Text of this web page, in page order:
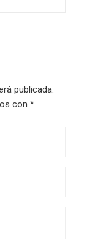
publicada.
con *